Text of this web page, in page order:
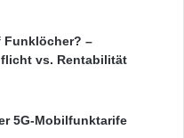
Anbieter
as-a-Service)
Funklöcher? –
vs. Rentabilität
5G-Mobilfunktarife